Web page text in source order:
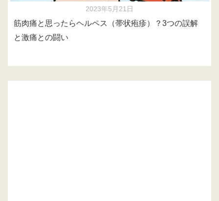
2023年5月21日
筋肉痛と思ったらヘルペス（帯状疱疹）？3つの誤解
と激痛との闘い